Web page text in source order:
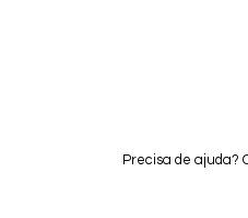
Precisa de ajuda?